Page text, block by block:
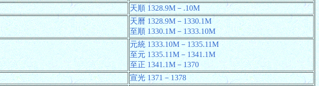
天順 1328.9M－.10M
天曆 1328.9M－1330.1M
至順 1330.1M－1333.10M
元統 1333.10M－1335.11M
至元 1335.11M－1341.1M
至正 1341.1M－1370
宣光 1371－1378